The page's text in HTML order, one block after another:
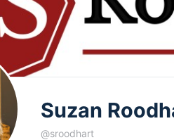
Suzan
@sroodhart